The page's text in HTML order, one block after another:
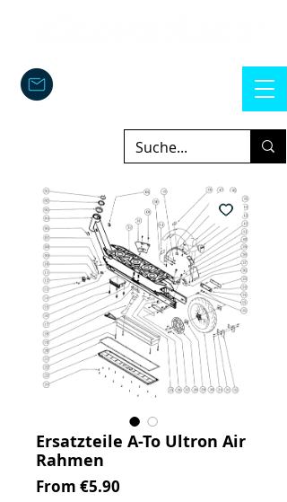
Ersatzteile A-To Ultron Air
Rahmen
From €5.90